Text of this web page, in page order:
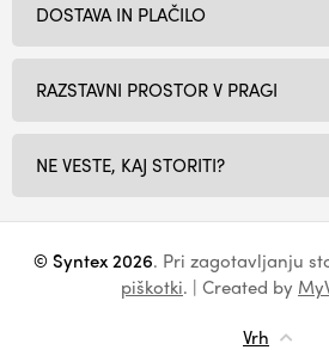
RAZSTAVNI PROSTOR V PRAGI
NE VESTE, KAJ STORITI?
DOSTAVA IN PLAČILO
© Syntex 2026. Pri zagotavljanju
piškotki. | Created by
Vrh